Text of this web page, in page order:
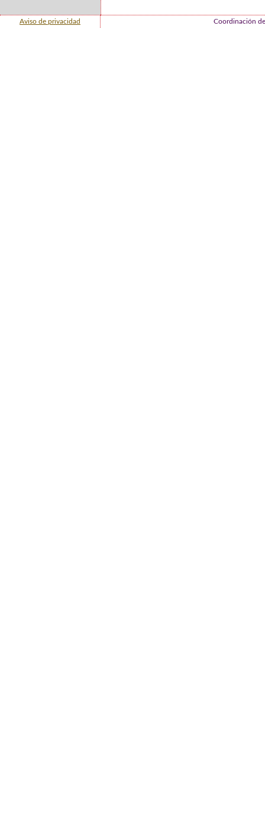
Aviso de privacidad Coordinación